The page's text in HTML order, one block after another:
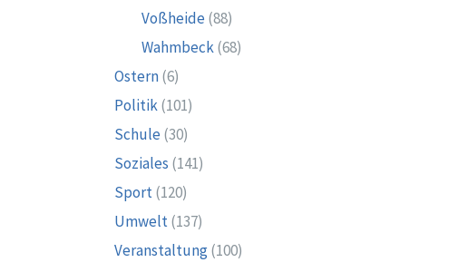
Voßheide (88)
Wahmbeck(68)
Ostern(6)
Politik(101)
Schule (30)
Soziales (141)
Sport(120)
Umwelt(137)
Veranstaltung(100)